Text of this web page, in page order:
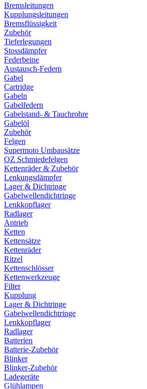
Bremsleitungen
Kupplungsleitungen
Bremsflüssigkeit
Zubehör
Tieferlegungen
Stossdämpfer
Federbeine
Austausch-Federn
Gabel
Cartridge
Gabeln
Gabelfedern
Gabelstand- & Tauchrohre
Gabelöl
Zubehör
Felgen
Supermoto Umbausätze
OZ Schmiedefelgen
Kettenräder & Zubehör
Lenkungsdämpfer
Lager & Dichtringe
Gabelwellendichtringe
Lenkkopflager
Radlager
Antrieb
Ketten
Kettensätze
Kettenräder
Ritzel
Kettenschlösser
Kettenwerkzeuge
Filter
Kupplung
Lager & Dichtringe
Gabelwellendichtringe
Lenkkopflager
Radlager
Batterien
Batterie-Zubehör
Blinker
Blinker-Zubehör
Ladegeräte
Glühlampen